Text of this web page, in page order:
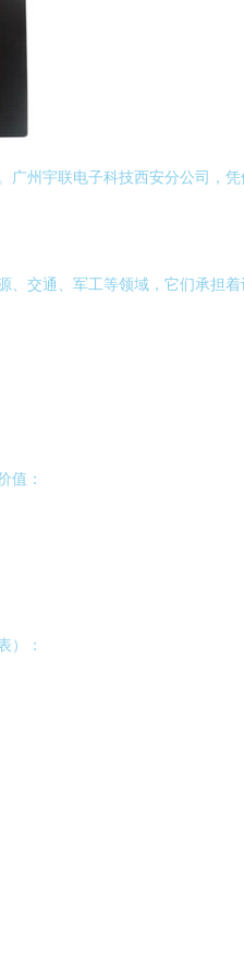
州宇联电子科技西安分公司，
交通、军工等领域，它们承担
值：
）：